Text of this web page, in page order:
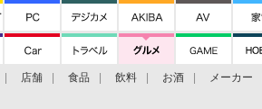
店舗 食品 飲料 お酒 メーカー